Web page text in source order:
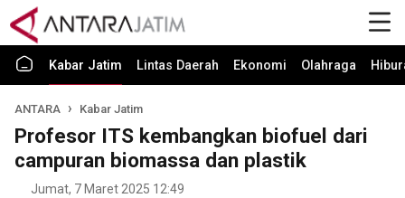
Kabar Jatim Lintas Daerah Ekonomi Olahraga
ANTARA Kabar Jatim
Profesor ITS kembangkan biofuel dari
campuran biomassa dan plastik
Jumat, 7 Maret 2025 12:49